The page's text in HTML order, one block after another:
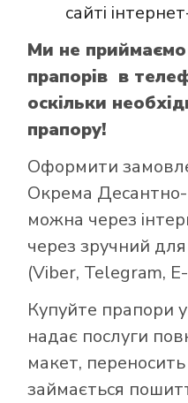
сайті
Ми не
прапорів в
оскільки
прапору!
Оформити
Окрема
можна через
через зручний
(Viber, Telegram,
Купуйте прапори
надає послуги
макет,
займається